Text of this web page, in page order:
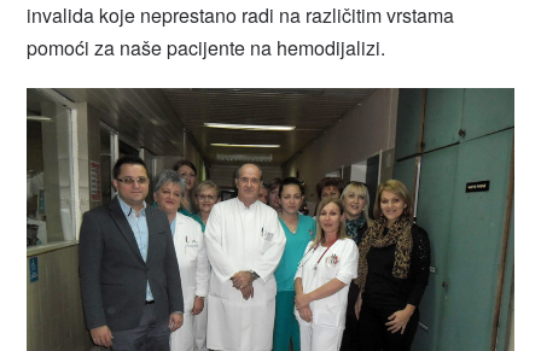
invalida koje neprestano radi na različitim vrstama
pomoći za naše pacijente na hemodijalizi.